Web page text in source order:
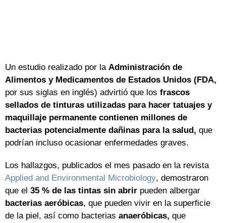
Un estudio realizado por la Administración de
Alimentos y Medicamentos de Estados Unidos (FDA,
por sus siglas en inglés) advirtió que los frascos
sellados de tinturas utilizadas para hacer tatuajes y
maquillaje permanente contienen millones de
bacterias potencialmente dañinas para la salud, que
podrían incluso ocasionar enfermedades graves.
Los hallazgos, publicados el mes pasado en la revista
Applied and Environmental Microbiology, demostraron
que el 35 % de las tintas sin abrir pueden albergar
bacterias aeróbicas, que pueden vivir en la superficie
de la piel, así como bacterias anaeróbicas, que